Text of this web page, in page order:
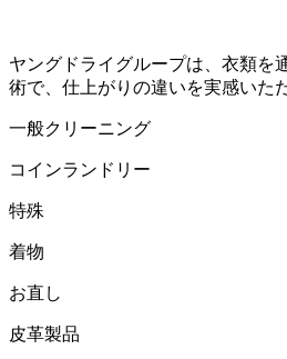
ヤングドライグループは、衣類を
術で、仕上がりの違いを実感いた
一般クリーニング
コインランドリー
特殊
着物
お直し
皮革製品